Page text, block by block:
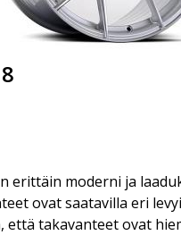
erittäin moderni ja
ovat saatavilla eri
takavanteet ovat